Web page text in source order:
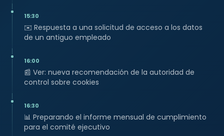
15:30
✉️ Respuesta a una solicitud de acceso a los datos
de un antiguo empleado
16:00
📰 Ver: nueva recomendación de la autoridad de
control sobre cookies
16:30
📊 Preparando el informe mensual de cumplimiento
para el comité ejecutivo